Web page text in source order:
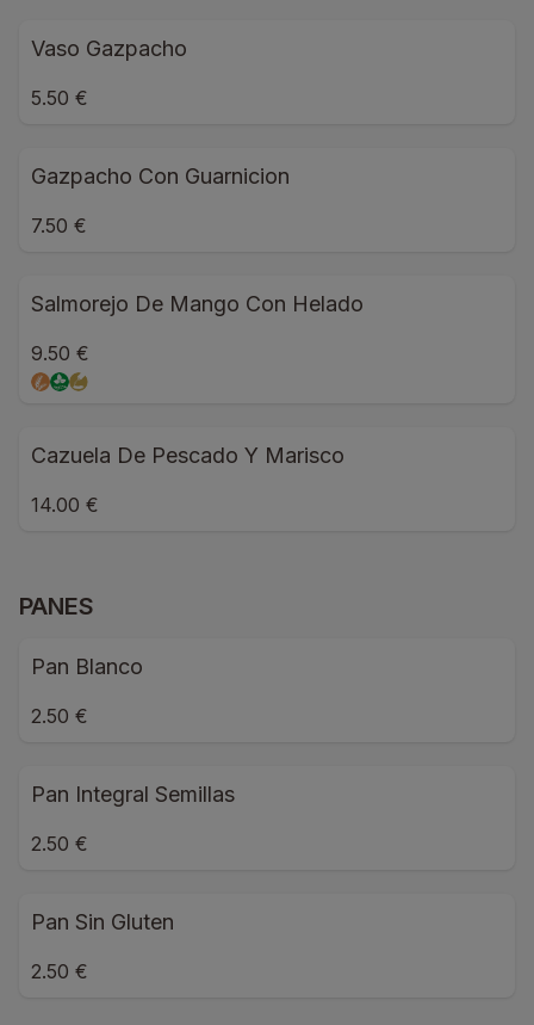
Vaso Gazpacho
5.50 €
Gazpacho Con Guarnicion
7.50 €
Salmorejo De Mango Con Helado
9.50 €
Cazuela De Pescado Y Marisco
14.00 €
PANES
Pan Blanco
2.50 €
Pan Integral Semillas
2.50 €
Pan Sin Gluten
2.50 €